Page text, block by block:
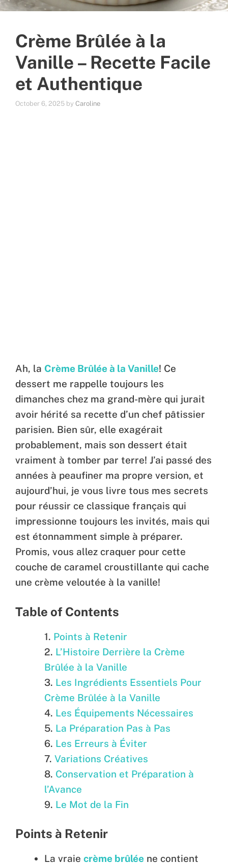
Crème Brûlée à la
Vanille – Recette Facile
et Authentique
October 6, 2025 by Caroline
Ah, la Crème Brûlée à la Vanille! Ce
dessert me rappelle toujours les
dimanches chez ma grand-mère qui jurait
avoir hérité sa recette d’un chef pâtissier
parisien. Bien sûr, elle exagérait
probablement, mais son dessert était
vraiment à tomber par terre! J’ai passé des
années à peaufiner ma propre version, et
aujourd’hui, je vous livre tous mes secrets
pour réussir ce classique français qui
impressionne toujours les invités, mais qui
est étonnamment simple à préparer.
Promis, vous allez craquer pour cette
couche de caramel croustillante qui cache
une crème veloutée à la vanille!
Table of Contents
Points à Retenir
L’Histoire Derrière la Crème
Brûlée à la Vanille
Les Ingrédients Essentiels Pour
Crème Brûlée à la Vanille
Les Équipements Nécessaires
La Préparation Pas à Pas
Les Erreurs à Éviter
Variations Créatives
Conservation et Préparation à
l’Avance
Le Mot de la Fin
Points à Retenir
La vraie crème brûlée ne contient